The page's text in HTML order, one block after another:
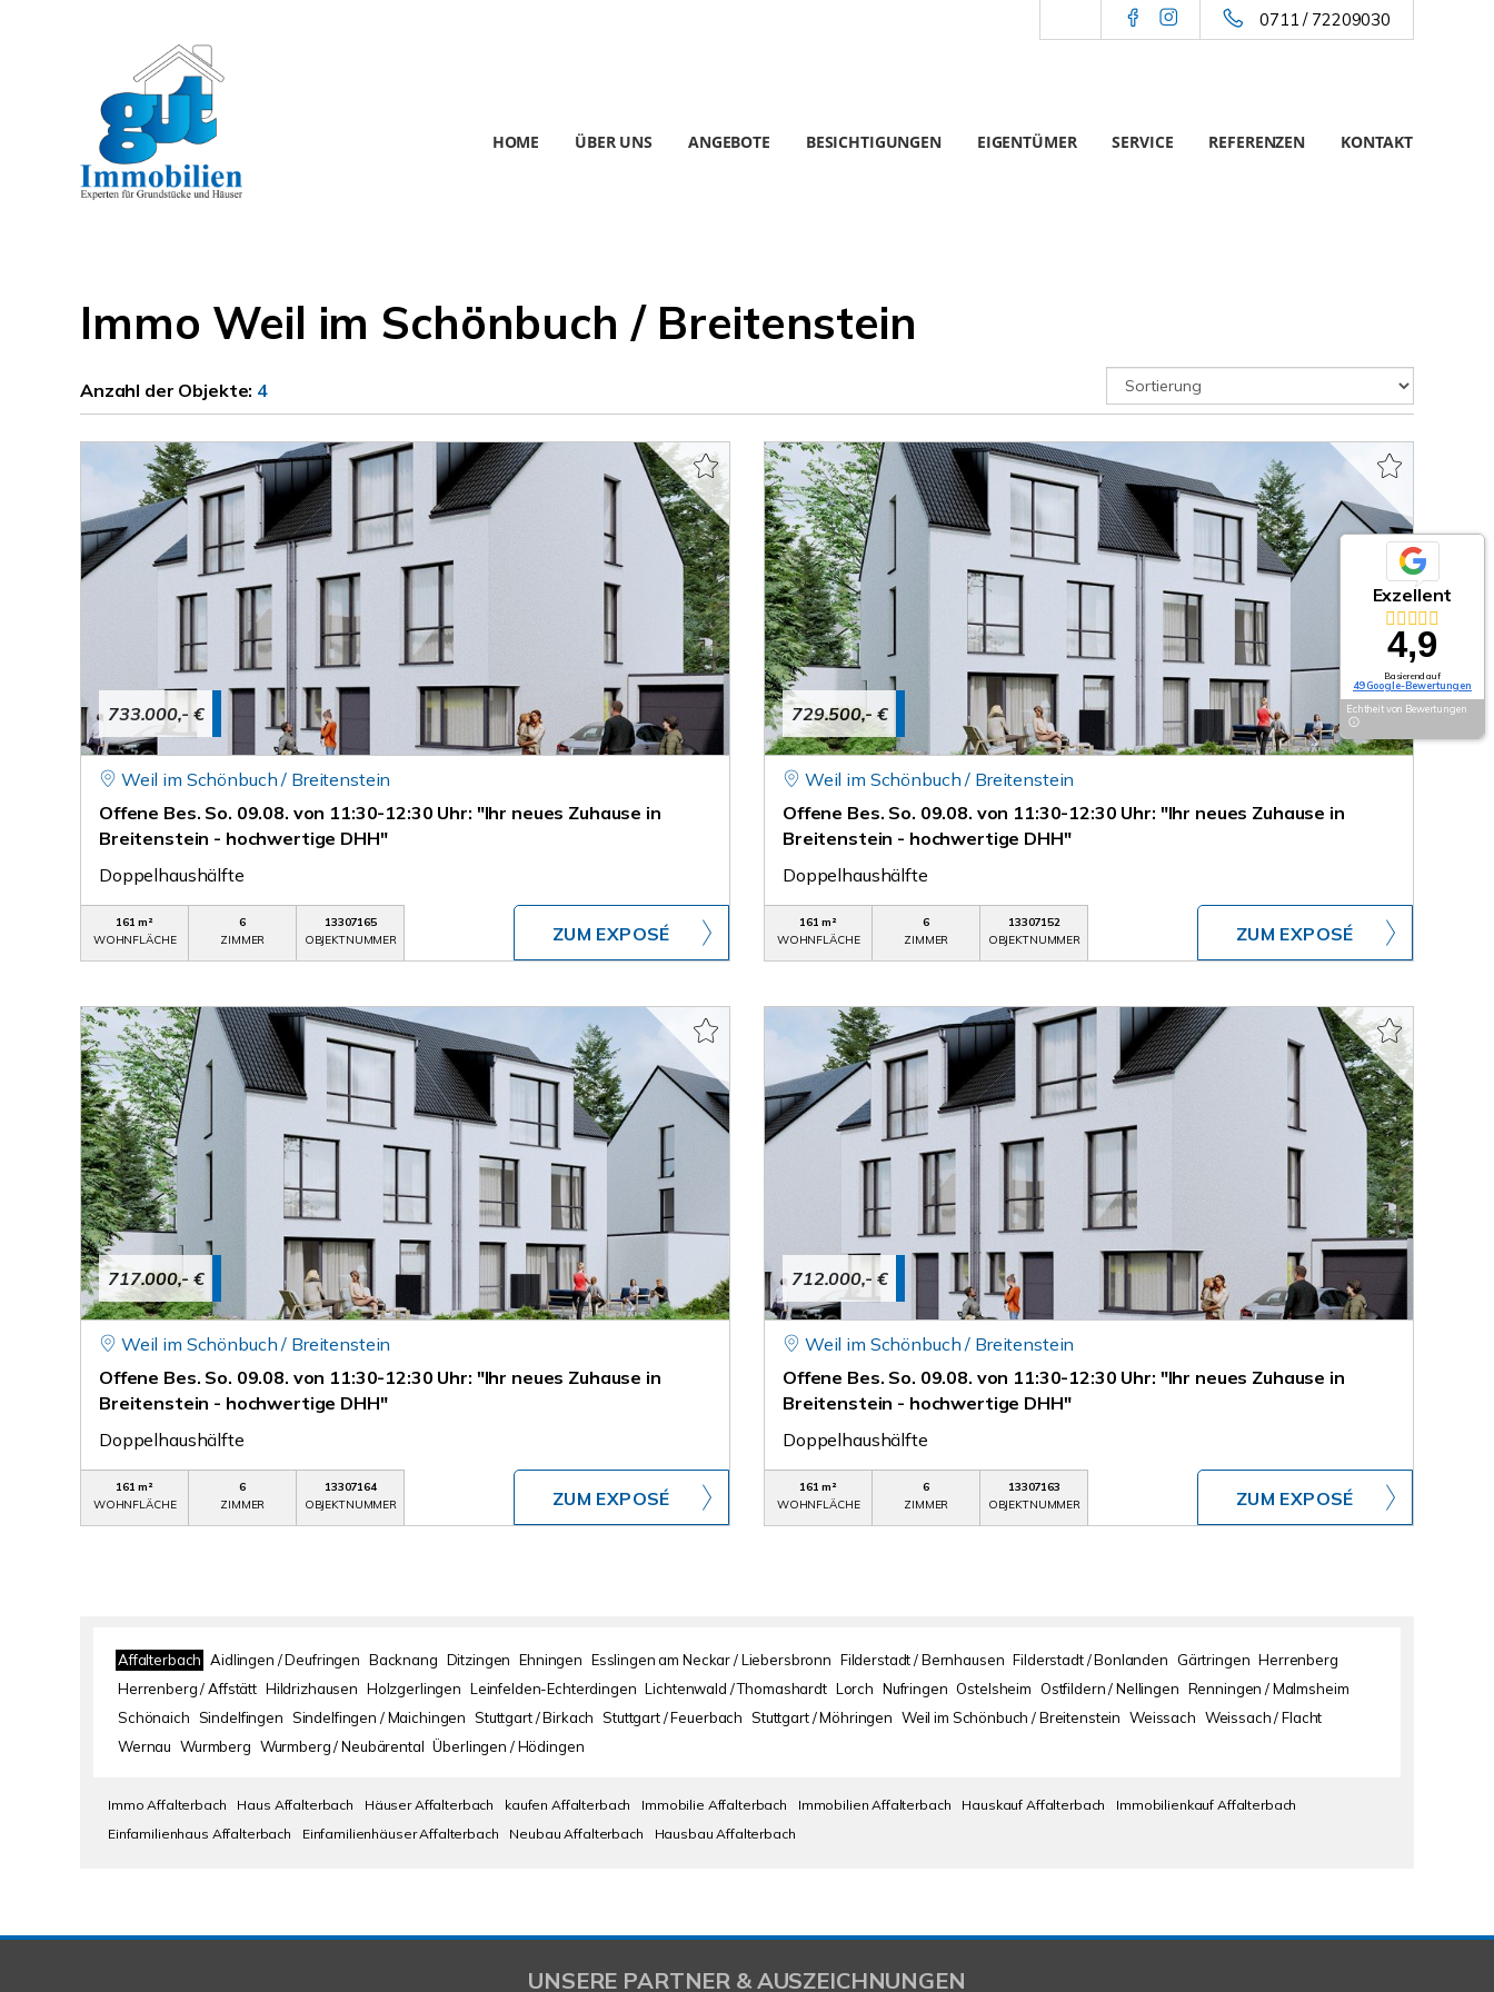
0711 / 72209030
HOME ÜBER UNS ANGEBOTE BESICHTIGUNGEN EIGENTÜMER SERVICE REFERENZEN KONTAKT
Immo Weil im Schönbuch / Breitenstein
Anzahl der Objekte: 4
733.000,- €
Weil im Schönbuch / Breitenstein
Offene Bes. So. 09.08. von 11:30-12:30 Uhr: "Ihr neues Zuhause in
Breitenstein - hochwertige DHH"
Doppelhaushälfte
161 m²
WOHNFLÄCHE
6
ZIMMER
13307165
OBJEKTNUMMER
ZUM EXPOSÉ
729.500,- €
Weil im Schönbuch / Breitenstein
Offene Bes. So. 09.08. von 11:30-12:30 Uhr: "Ihr neues Zuhause in
Breitenstein - hochwertige DHH"
Doppelhaushälfte
161 m²
WOHNFLÄCHE
6
ZIMMER
13307152
OBJEKTNUMMER
ZUM EXPOSÉ
717.000,- €
Weil im Schönbuch / Breitenstein
Offene Bes. So. 09.08. von 11:30-12:30 Uhr: "Ihr neues Zuhause in
Breitenstein - hochwertige DHH"
Doppelhaushälfte
161 m²
WOHNFLÄCHE
6
ZIMMER
13307164
OBJEKTNUMMER
ZUM EXPOSÉ
712.000,- €
Weil im Schönbuch / Breitenstein
Offene Bes. So. 09.08. von 11:30-12:30 Uhr: "Ihr neues Zuhause in
Breitenstein - hochwertige DHH"
Doppelhaushälfte
161 m²
WOHNFLÄCHE
6
ZIMMER
13307163
OBJEKTNUMMER
ZUM EXPOSÉ
Affalterbach Aidlingen / Deufringen Backnang Ditzingen Ehningen Esslingen am Neckar / Liebersbronn Filderstadt / Bernhausen Filderstadt / Bonlanden Gärtringen Herrenberg
Herrenberg / Affstätt Hildrizhausen Holzgerlingen Leinfelden-Echterdingen Lichtenwald / Thomashardt Lorch Nufringen Ostelsheim Ostfildern / Nellingen Renningen / Malmsheim
Schönaich Sindelfingen Sindelfingen / Maichingen Stuttgart / Birkach Stuttgart / Feuerbach Stuttgart / Möhringen Weil im Schönbuch / Breitenstein Weissach Weissach / Flacht
Wernau Wurmberg Wurmberg / Neubärental Überlingen / Hödingen
Immo Affalterbach Haus Affalterbach Häuser Affalterbach kaufen Affalterbach Immobilie Affalterbach Immobilien Affalterbach Hauskauf Affalterbach
Immobilienkauf Affalterbach
Einfamilienhaus Affalterbach
Einfamilienhäuser Affalterbach Neubau Affalterbach Hausbau Affalterbach
Exzellent
4,9
Basierend auf
49 Google-Bewertungen
Echtheit von Bewertungen
UNSERE PARTNER & AUSZEICHNUNGEN